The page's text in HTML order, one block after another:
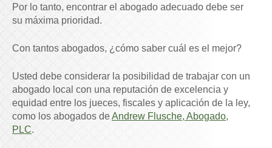
Por lo tanto, encontrar el abogado adecuado debe ser
su máxima prioridad.
Con tantos abogados, ¿cómo saber cuál es el mejor?
Usted debe considerar la posibilidad de trabajar con un
abogado local con una reputación de excelencia y
equidad entre los jueces, fiscales y aplicación de la ley,
como los abogados deAndrew Flusche, Abogado,
PLC.